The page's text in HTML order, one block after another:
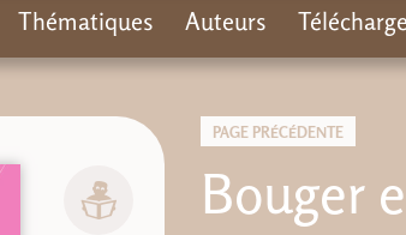
PAGE PRÉCÉDENTE
Bouger
Thématiques Auteurs